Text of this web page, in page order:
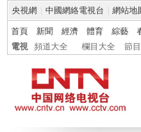
央視網 中國網絡電視台 網站地
首頁 新聞 經濟 體育 綜藝
電視
頻道大全 欄目大全 節